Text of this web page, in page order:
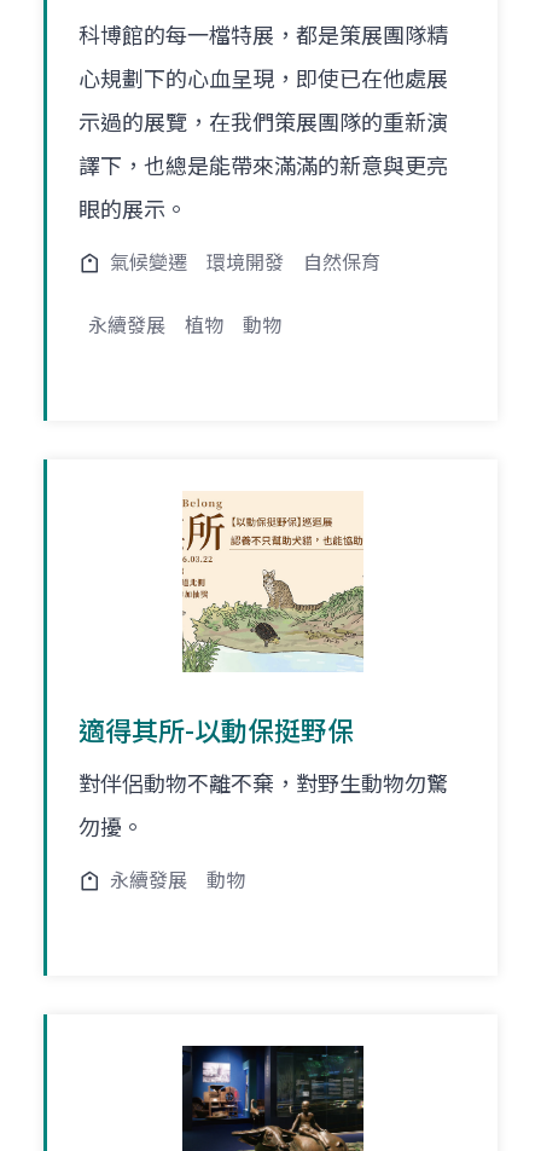
科博館的每一檔特展，都是策展團隊精
心規劃下的心血呈現，即使已在他處展
示過的展覽，在我們策展團隊的重新演
譯下，也總是能帶來滿滿的新意與更亮
眼的展示。
氣候變遷 環境開發 自然保育
永續發展 植物 動物
適得其所-以動保挺野保
對伴侶動物不離不棄，對野生動物勿驚
勿擾。
永續發展 動物